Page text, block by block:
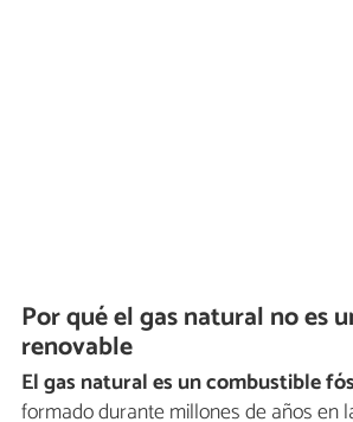
Por qué el gas natural no es
renovable
El gas natural es un combustible
formado durante millones de años en